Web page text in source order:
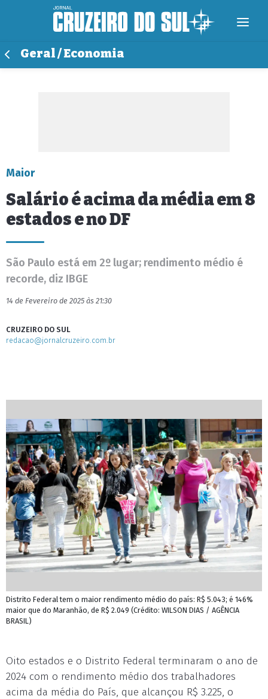
Geral / Economia
Maior
Salário é acima da média em 8
estados e no DF
São Paulo está em 2º lugar; rendimento médio é
recorde, diz IBGE
14 de Fevereiro de 2025 às 21:30
CRUZEIRO DO SUL
redacao@jornalcruzeiro.com.br
Distrito Federal tem o maior rendimento médio do país: R$ 5.043; é 146%
maior que do Maranhão, de R$ 2.049 (Crédito: WILSON DIAS / AGÊNCIA
BRASIL)
Oito estados e o Distrito Federal terminaram o ano de
2024 com o rendimento médio dos trabalhadores
acima da média do País, que alcançou R$ 3.225, o